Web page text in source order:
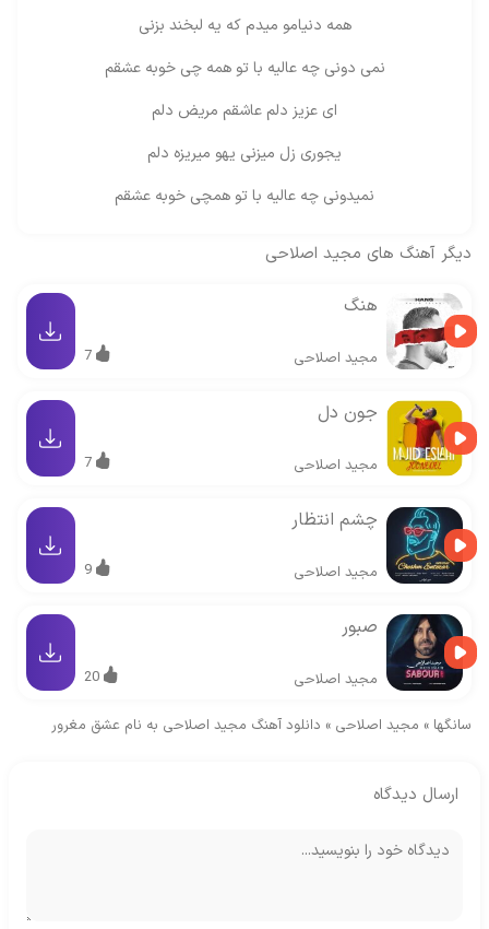
همه دنیامو میدم که یه لبخند بزنی
نمی دونی چه عالیه با تو همه چی خوبه عشقم
ای عزیز دلم عاشقم مریض دلم
یجوری زل میزنی یهو میریزه دلم
نمیدونی چه عالیه با تو همچی خوبه عشقم
دیگر آهنگ های مجید اصلاحی
هنگ
مجید اصلاحی 7
جون دل
مجید اصلاحی 7
چشم انتظار
مجید اصلاحی 9
صبور
مجید اصلاحی 20
سانگها » مجید اصلاحی » دانلود آهنگ مجید اصلاحی به نام عشق مغرور
ارسال دیدگاه